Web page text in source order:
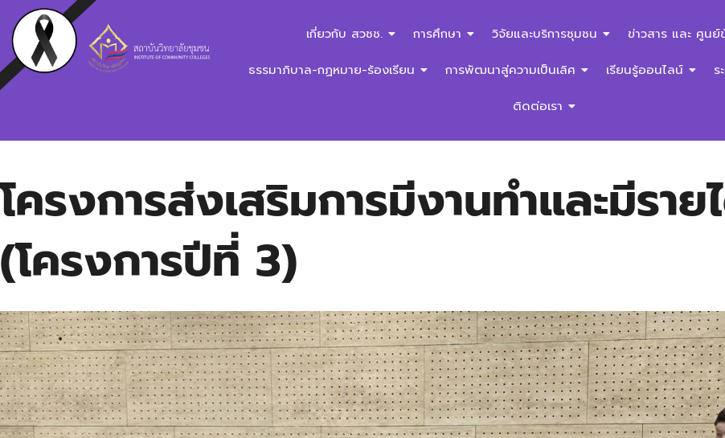
เกี่ยวกับ สวชช. การศึกษา วิจัยและบริการชุมชน ข่าวสาร และ ศูน
ธรรมาภิบาล-กฏหมาย-ร้องเรียน การพัฒนาสู่ความเป็นเลิศ เรียนรู้ออนไลน์ ร
ติดต่อเรา
โครงการส่งเสริมการมีงานทำและมีรา
(โครงการปีที่ 3)